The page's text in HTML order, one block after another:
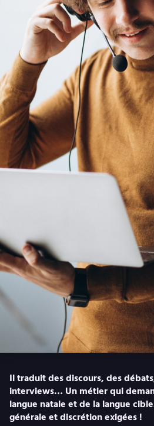
Il traduit des discours, des
interviews… Un métier qui
langue natale et de la langue
générale et discrétion exigées !